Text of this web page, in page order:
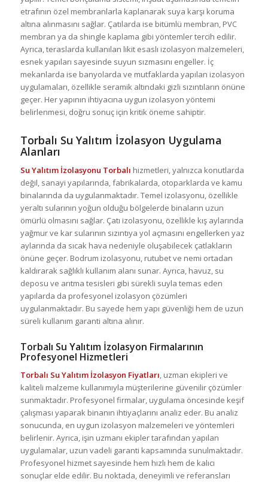
etrafının özel membranlarla kaplanarak suya karşı koruma
altına alınmasını sağlar. Çatılarda ise bitümlü membran, PVC
membran ya da shingle kaplama gibi yöntemler tercih edilir.
Ayrıca, teraslarda kullanılan likit esaslı izolasyon malzemeleri,
esnek yapıları sayesinde suyun sızmasını engeller. İç
mekanlarda ise banyolarda ve mutfaklarda yapılan izolasyon
uygulamaları, özellikle seramik altındaki gizli sızıntıların önüne
geçer. Her yapının ihtiyacına uygun izolasyon yöntemi
belirlenmesi, doğru sonuç için kritik öneme sahiptir.
Torbalı Su Yalıtım İzolasyon Uygulama
Alanları
Su Yalıtım İzolasyonu Torbalı hizmetleri, yalnızca konutlarda
değil, sanayi yapılarında, fabrikalarda, otoparklarda ve kamu
binalarında da uygulanmaktadır. Temel izolasyonu, özellikle
yeraltı sularının yoğun olduğu bölgelerde binaların uzun
ömürlü olmasını sağlar. Çatı izolasyonu, özellikle kış aylarında
yağmur ve kar sularının sızıntıya yol açmasını engellerken yaz
aylarında da sıcak hava nedeniyle oluşabilecek çatlakların
önüne geçer. Bodrum izolasyonu, rutubet ve nemi ortadan
kaldırarak sağlıklı kullanım alanı sunar. Ayrıca, havuz, su
deposu ve arıtma tesisleri gibi sürekli suyla temas eden
yapılarda da profesyonel izolasyon çözümleri
uygulanmaktadır. Bu sayede hem yapı güvenliği hem de uzun
süreli kullanım garanti altına alınır.
Torbalı Su Yalıtım İzolasyon Firmalarının
Profesyonel Hizmetleri
Torbalı Su Yalıtım İzolasyon Fiyatları, uzman ekipleri ve
kaliteli malzeme kullanımıyla müşterilerine güvenilir çözümler
sunmaktadır. Profesyonel firmalar, uygulama öncesinde keşif
çalışması yaparak binanın ihtiyaçlarını analiz eder. Bu analiz
sonucunda, en uygun izolasyon malzemeleri ve yöntemleri
belirlenir. Ayrıca, işin uzmanı ekipler tarafından yapılan
uygulamalar, uzun vadeli garanti kapsamında sunulmaktadır.
Profesyonel hizmet sayesinde hem hızlı hem de kalıcı
sonuçlar elde edilir. Bu noktada, deneyimli ve referansları